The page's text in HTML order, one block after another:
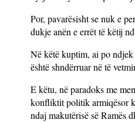
Por, pavarësisht se nuk e
dukje anën e errët të këtij
Në këtë kuptim, ai po
është shndërruar në të
E këtu, në paradoks me
konfliktit politik armiqësor
ndaj makutërisë së Ramës